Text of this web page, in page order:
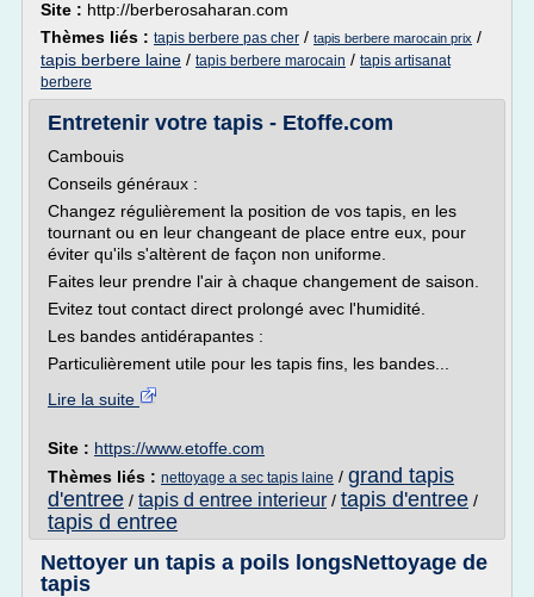
Site : http://berberosaharan.com
Thèmes liés : tapis berbere pas cher / tapis berbere marocain prix /
tapis berbere laine / tapis berbere marocain / tapis artisanat
berbere
Entretenir votre tapis - Etoffe.com
Cambouis
Conseils généraux :
Changez régulièrement la position de vos tapis, en les
tournant ou en leur changeant de place entre eux, pour
éviter qu'ils s'altèrent de façon non uniforme.
Faites leur prendre l'air à chaque changement de saison.
Evitez tout contact direct prolongé avec l'humidité.
Les bandes antidérapantes :
Particulièrement utile pour les tapis fins, les bandes...
Lire la suite
Site : https://www.etoffe.com
Thèmes liés : nettoyage a sec tapis laine / grand tapis
d'entree / tapis d entree interieur / tapis d'entree /
tapis d entree
Nettoyer un tapis a poils longsNettoyage de
tapis